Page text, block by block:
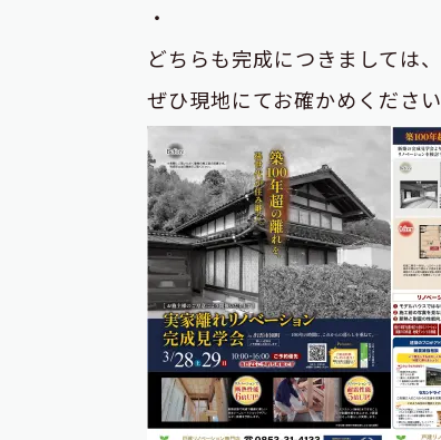
・
どちらも完成につきましては、
ぜひ現地にてお確かめください